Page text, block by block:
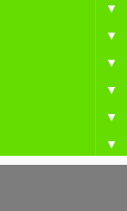
▼
▼
▼
▼
▼
▼